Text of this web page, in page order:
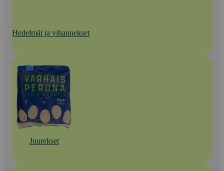
Hedelmät ja vihannekset
Juurekset